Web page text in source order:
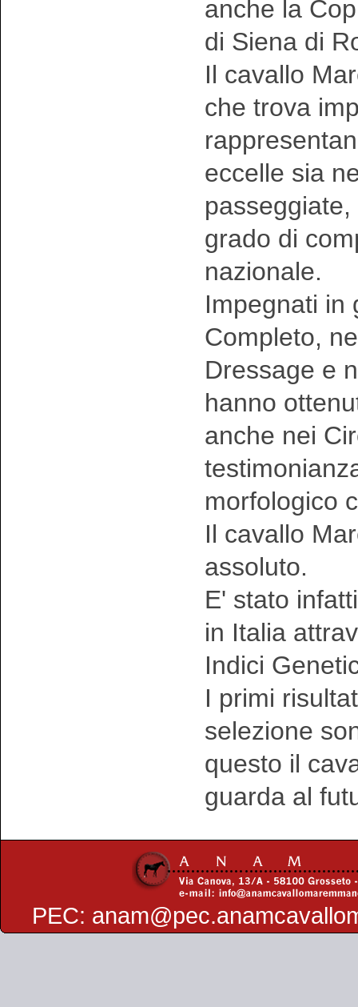
anche la
di Siena di
Il cavallo
che trova
eccelle sia
grado di
nazionale.
Impegnati in
Completo,
Dressage e
hanno
anche nei
morfologico
Il cavallo
assoluto.
E' stato
in Italia
Indici
I primi
selezione
questo il
guarda al
PEC: